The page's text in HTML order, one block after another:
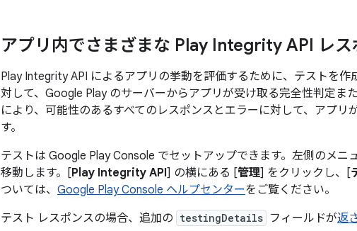
アプリ内でさまざまな Play Integrity API レス
Play Integrity API によるアプリの挙動を評価するために、テストを作
対して、Google Play のサーバーからアプリが受け取る完全性判定ま
により、可能性のあるすべてのレスポンスとエラーに対して、アプリ
す。
テストは Google Play Console でセットアップできます。左側のメニ
移動します。[Play Integrity API] の横にある [管理] をクリックし、[
ついては、 Google Play Console ヘルプセンターをご覧ください。
テスト レスポンスの場合、追加の testingDetails フィールドが返